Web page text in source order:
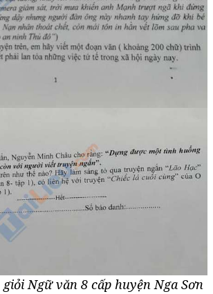
Ngữ văn 8 cấp huyện Nga Sơn